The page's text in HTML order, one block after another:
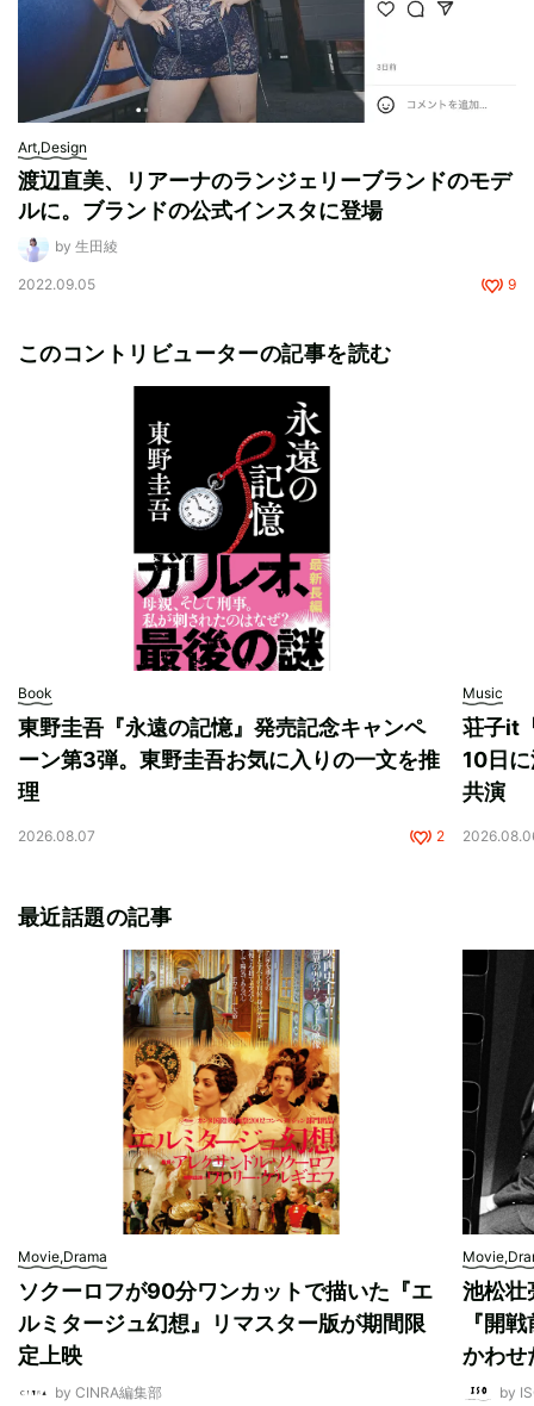
Art,Design
渡辺直美、リアーナのランジェリーブランドのモデ
ルに。ブランドの公式インスタに登場
by 生田綾
2022.09.05 9
このコントリビューターの記事を読む
Book
東野圭吾『永遠の記憶』発売記念キャンペ
ーン第3弾。東野圭吾お気に入りの一文を推
理
2026.08.07 2
Music
荘子it
10日
共演
最近話題の記事
Movie,Drama
ソクーロフが90分ワンカットで描いた『エ
ルミタージュ幻想』リマスター版が期間限
定上映
by CINRA編集部
池松壮
『開
かわせ
by